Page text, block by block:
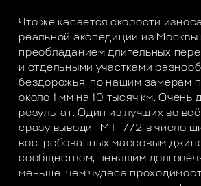
Что же касается скорости
реальной экспедиции из
преобладанием длительных
и отдельными участками
бездорожья, по нашим замерам
около 1 мм на 10 тысяч км. Очень
результат. Один из лучших во
сразу выводит МТ-772 в число
востребованных массовым
сообществом, ценящим
меньше, чем чудеса